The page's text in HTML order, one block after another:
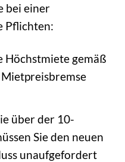
bei einer
Pflichten:
Höchstmiete gemäß
über der 10-
Sie den neuen
unaufgefordert